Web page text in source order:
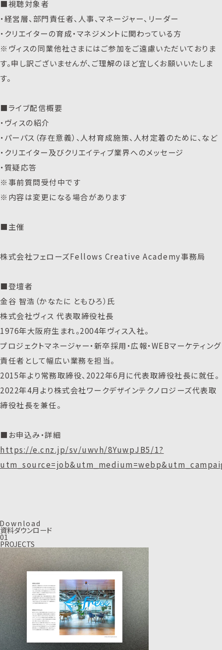
■視聴対象者
・経営層、部門責任者、人事、マネージャー、リーダー
・クリエイターの育成・マネジメントに関わっている方
※ヴィスの同業他社さまにはご参加をご遠慮いただいておりま
す。申し訳ございませんが、ご理解のほど宜しくお願いいたしま
す。
■ライブ配信概要
・ヴィスの紹介
・パーパス（存在意義）、人材育成施策、人材定着のために、など
・クリエイター及びクリエイティブ業界へのメッセージ
・質疑応答
※事前質問受付中です
※内容は変更になる場合があります
■主催
株式会社フェローズFellows Creative Academy事務局
■登壇者
金谷 智浩（かなたに ともひろ）氏
株式会社ヴィス 代表取締役社長
1976年大阪府生まれ。2004年ヴィス入社。
プロジェクトマネージャー・新卒採用・広報・WEBマーケティング
責任者として幅広い業務を担当。
2015年より常務取締役、2022年6月に代表取締役社長に就任。
2022年4月より株式会社ワークデザインテクノロジーズ代表取
締役社長を兼任。
■お申込み・詳細
https://e.cnz.jp/sv/uwvh/8YuwpJB5/1?
Down load
資料ダウンロード
01
PROJECTS